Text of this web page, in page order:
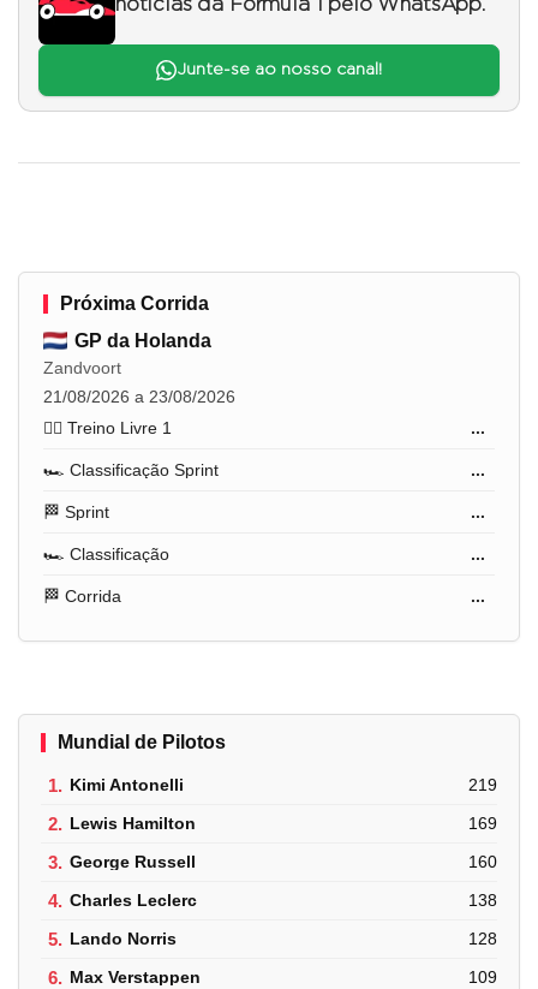
notícias da Fórmula 1 pelo WhatsApp.
Junte-se ao nosso canal!
Próxima Corrida
GP da Holanda
Zandvoort
21/08/2026 a 23/08/2026
🏋️‍♂️ Treino Livre 1
...
🏎️ Classificação Sprint ...
🏁 Sprint ...
🏎️ Classificação ...
🏁 Corrida ...
Mundial de Pilotos
1. Kimi Antonelli 219
2. Lewis Hamilton 169
3. George Russell 160
4. Charles Leclerc 138
5. Lando Norris 128
6. Max Verstappen 109